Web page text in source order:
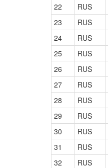
22
RUS
23
RUS
24
RUS
25
RUS
26
RUS
27
RUS
28
RUS
29
RUS
30
RUS
31
RUS
32
RUS